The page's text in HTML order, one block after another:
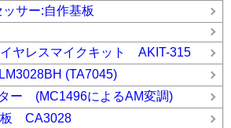
サー:自作基板
ヤレスマイクキット AKIT-315
(TA7045)
ー (MC1496によるAM変調)
CA3028